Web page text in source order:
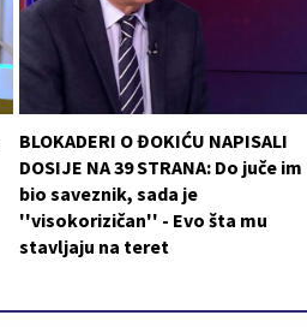
BLOKADERI O ĐOKIĆU NAPISALI
DOSIJE NA 39 STRANA: Do juče im
bio saveznik, sada je
''visokorizičan'' - Evo šta mu
stavljaju na teret